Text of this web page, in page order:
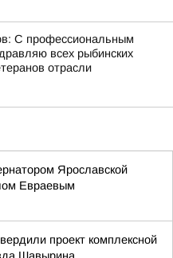
С профессиональным
всех рыбинских
отрасли
Ярославской
Евраевым
проект комплексной